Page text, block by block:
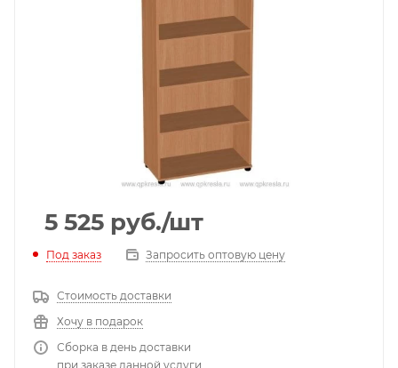
5 525 руб./шт
Под заказ Запросить оптовую цену
Стоимость доставки
Хочу в подарок
Сборка в день доставки
при заказе данной услуги